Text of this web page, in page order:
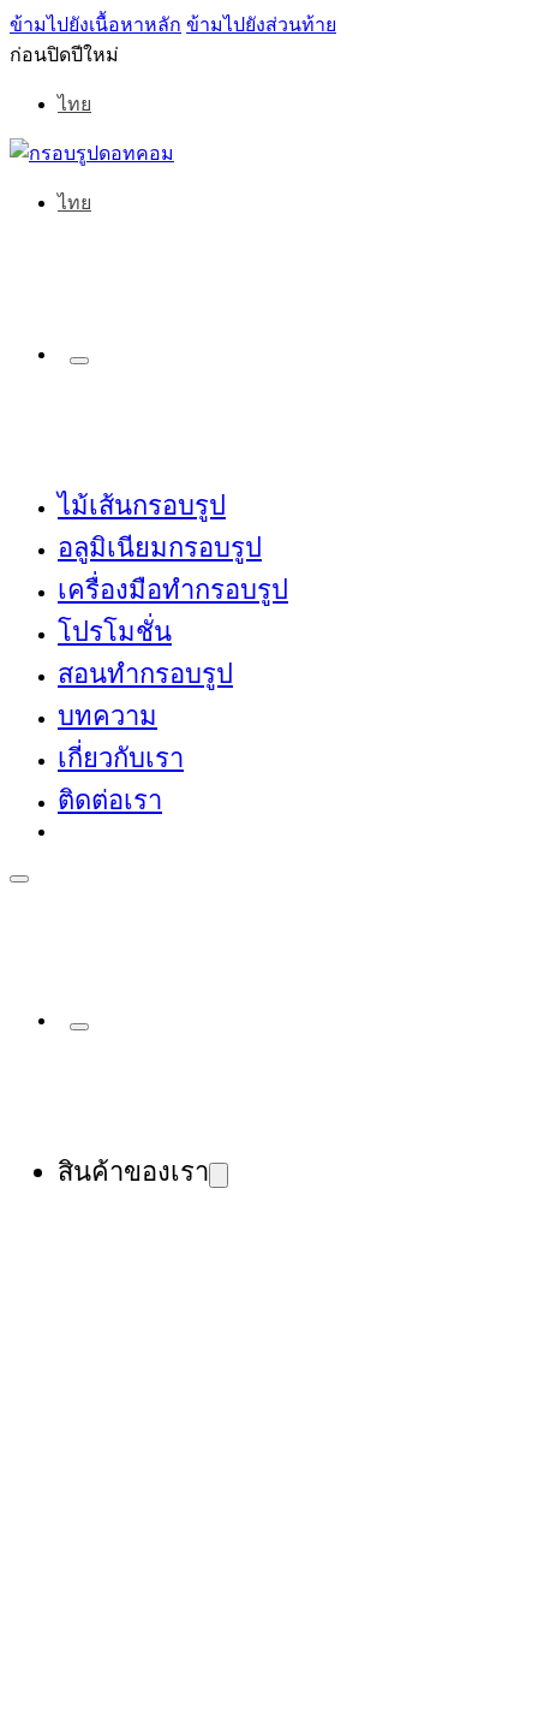
ข้ามไปยังเนื้อหาหลัก ข้ามไปยังส่วนท้าย
ก่อนปิดปีใหม่
ไทย
ไทย
ไม้เส้นกรอบรูป
อลูมิเนียมกรอบรูป
เครื่องมือทำกรอบรูป
โปรโมชั่น
สอนทำกรอบรูป
บทความ
เกี่ยวกับเรา
ติดต่อเรา
สินค้าของเรา